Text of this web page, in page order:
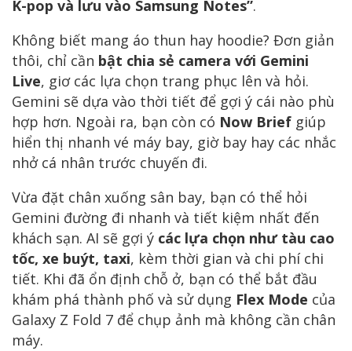
K-pop và lưu vào Samsung Notes”.
Không biết mang áo thun hay hoodie? Đơn giản
thôi, chỉ cần bật chia sẻ camera với Gemini
Live, giơ các lựa chọn trang phục lên và hỏi.
Gemini sẽ dựa vào thời tiết để gợi ý cái nào phù
hợp hơn. Ngoài ra, bạn còn có Now Brief giúp
hiển thị nhanh vé máy bay, giờ bay hay các nhắc
nhở cá nhân trước chuyến đi.
Vừa đặt chân xuống sân bay, bạn có thể hỏi
Gemini đường đi nhanh và tiết kiệm nhất đến
khách sạn. AI sẽ gợi ý các lựa chọn như tàu cao
tốc, xe buýt, taxi, kèm thời gian và chi phí chi
tiết. Khi đã ổn định chỗ ở, bạn có thể bắt đầu
khám phá thành phố và sử dụng Flex Mode của
Galaxy Z Fold 7 để chụp ảnh mà không cần chân
máy.